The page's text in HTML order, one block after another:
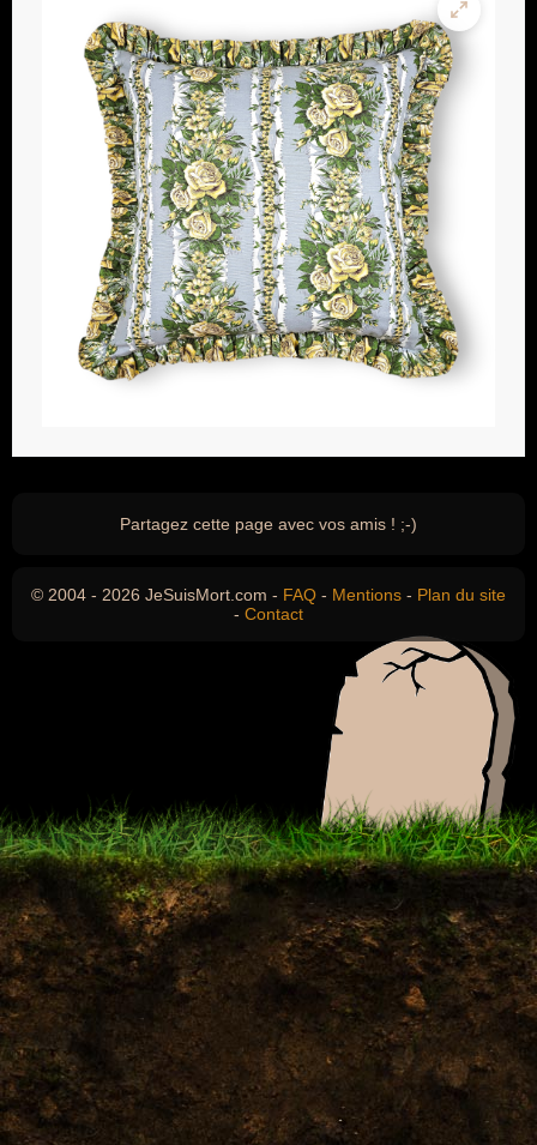
Partagez cette page avec vos amis ! ;-)
© 2004 - 2026 JeSuisMort.com - FAQ - Mentions - Plan du site
- Contact